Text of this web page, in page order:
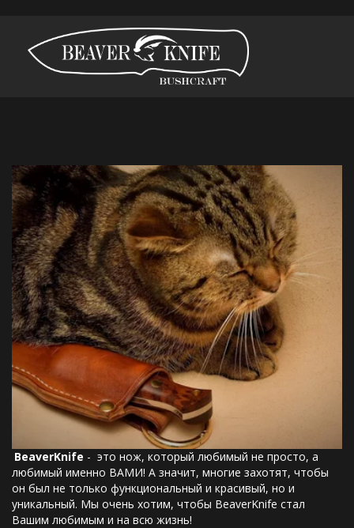
BeaverKnife -  это нож, который любимый не просто, а
любимый именно ВАМИ! А значит, многие захотят, чтобы
он был не только функциональный и красивый, но и
уникальный. Мы очень хотим, чтобы BeaverKnife стал
Вашим любимым и на всю жизнь!